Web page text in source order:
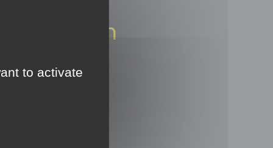
Restons en
to activate